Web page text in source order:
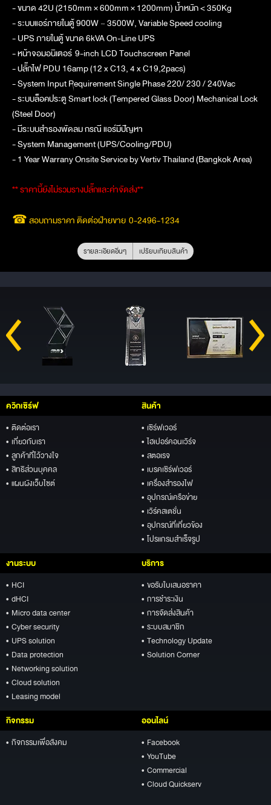
- ขนาด 42U (2150mm × 600mm × 1200mm) น้ำหนัก < 350Kg
- ระบบแอร์ภายในตู้ 900W ~ 3500W, Variable Speed cooling
- UPS ภายในตู้ ขนาด 6kVA On-Line UPS
- หน้าจอมอนิเตอร์ 9-inch LCD Touchscreen Panel
- ปลั๊กไฟ PDU 16amp (12 x C13, 4 x C19,2pacs)
- System Input Requirement Single Phase 220/ 230 / 240Vac
- ระบบล็อคประตู Smart lock (Tempered Glass Door) Mechanical Lock
(Steel Door)
- มีระบบสำรองพัดลม กรณี แอร์มีปัญหา
- System Management (UPS/Cooling/PDU)
- 1 Year Warrany Onsite Service by Vertiv Thailand (Bangkok Area)
** ราคานี้ยังไม่รวมรางปลั๊กและค่าจัดส่ง**
☎ สอบถามราคา ติดต่อฝ่ายขาย 0-2496-1234
รายละเอียดอื่นๆ เปรียบเทียบสินค้า
ควิกเซิร์ฟ
• ติดต่อเรา
• เกี่ยวกับเรา
• ลูกค้าที่ไว้วางใจ
• สิทธิส่วนบุคคล
• แผนผังเว็บไซต์
สินค้า
• เซิร์ฟเวอร์
• ไฮเปอร์คอนเวิร์จ
• สตอเรจ
• เบรคเซิร์ฟเวอร์
• เครื่องสำรองไฟ
• อุปกรณ์เครือข่าย
• เวิร์คสเตชั่น
• อุปกรณ์ที่เกี่ยวข้อง
• โปรแกรมสำเร็จรูป
งานระบบ
• HCI
• dHCI
• Micro data center
• Cyber security
• UPS solution
• Data protection
• Networking solution
• Cloud solution
• Leasing model
บริการ
• ขอรับใบเสนอราคา
• การชำระเงิน
• การจัดส่งสินค้า
• ระบบสมาชิก
• Technology Update
• Solution Corner
กิจกรรม
• กิจกรรมเพื่อสังคม
ออนไลน์
• Facebook
• YouTube
• Commercial
• Cloud Quickserv